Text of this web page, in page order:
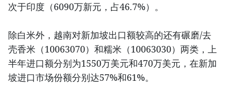
次于印度（6090万新元，占46.7%）。
除白米外，越南对新加坡出口额较高的还有碾磨/去
壳香米（10063070）和糯米（10063030）两类，上
半年进口额分别为1550万美元和470万美元，在新加
坡进口市场份额分别达57%和61%。